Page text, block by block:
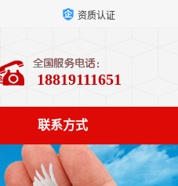
资质认证
18819111651
联系方式